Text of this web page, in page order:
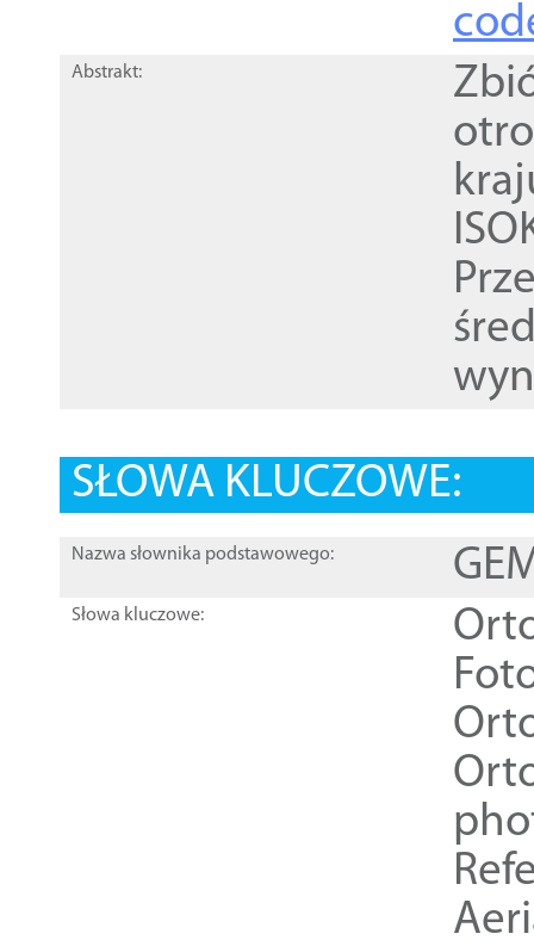
Abstrakt:
SŁOWA KLUCZOWE:
Nazwa słownika podstawowego:
Słowa kluczowe: